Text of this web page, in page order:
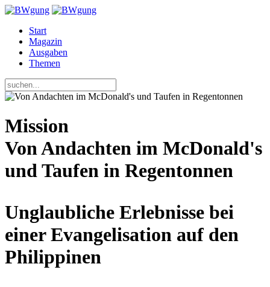
Start
Magazin
Ausgaben
Themen
Mission
Von Andachten im McDonald's
und Taufen in Regentonnen
Unglaubliche Erlebnisse bei
einer Evangelisation auf den
Philippinen